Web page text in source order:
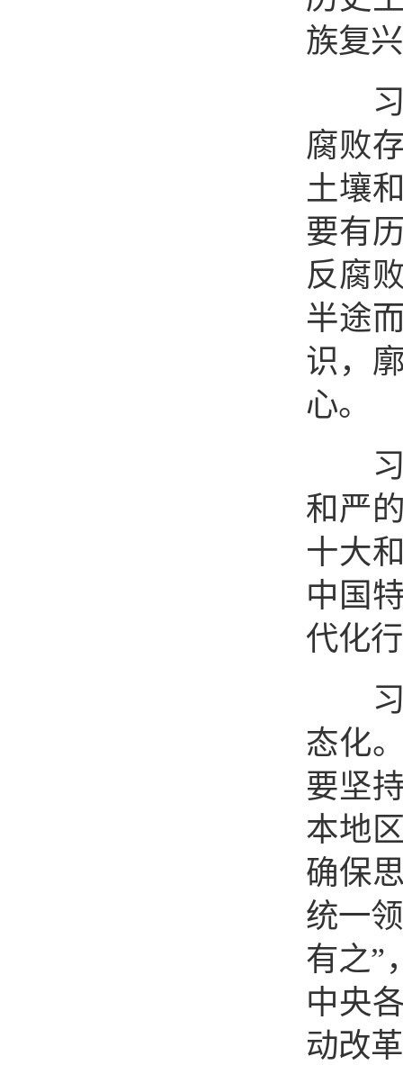
族复
习
腐败
土壤
要有
反腐
半途
识，
心。
习
和严
十大
中国
代化
习
态化
要坚
本地
确保
统一
有之”
中央
动改